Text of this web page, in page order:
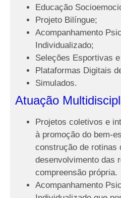
Educação
Projeto Bilíngue;
Acompanhamento
Individualizado;
Seleções Esportivas
Plataformas Digitais
Simulados.
Atuação
Projetos coletivos e
à promoção do bem-
construção de rotinas
desenvolvimento das
compreensão própria.
Acompanhamento